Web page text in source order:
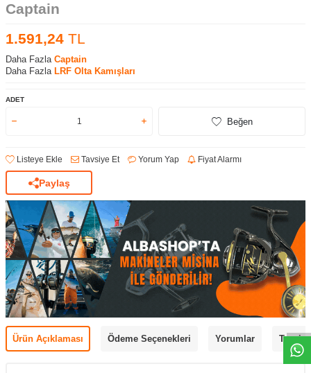
Captain
1.591,24 TL
Daha Fazla Captain
Daha Fazla LRF Olta Kamışları
ADET
Beğen
Listeye Ekle Tavsiye Et Yorum Yap Fiyat Alarmı
Paylaş
Ürün Açıklaması Ödeme Seçenekleri Yorumlar